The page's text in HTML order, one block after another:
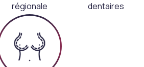
régionale
dentaires